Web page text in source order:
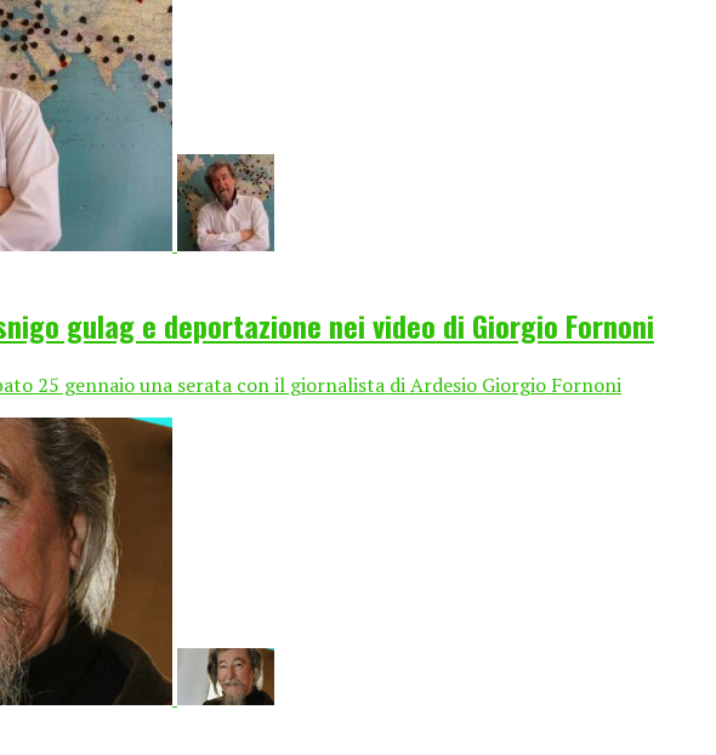
gulag e deportazione nei video di Giorgio Fornoni
25 gennaio una serata con il giornalista di Ardesio Giorgio Fornoni